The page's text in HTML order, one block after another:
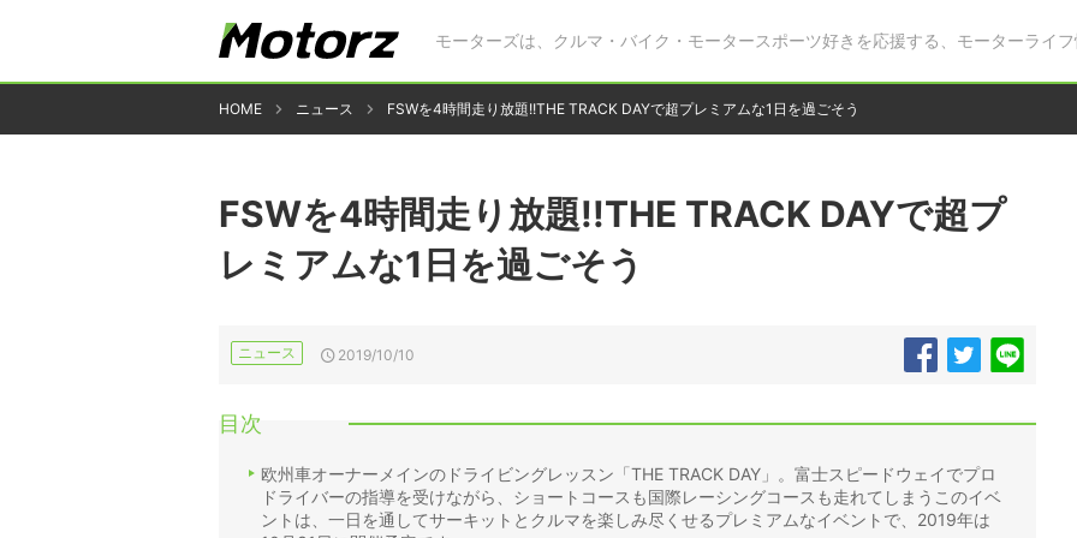
モーターズは、クルマ・バイク・モータースポーツ好きを応援する、モーターライフ
HOME ニュース FSWを4時間走り放題!!THE TRACK DAYで超プレミアムな1日を過ごそう
FSWを4時間走り放題!!THE TRACK DAYで超プ
レミアムな1日を過ごそう
ニュース 2019/10/10
目次
欧州車オーナーメインのドライビングレッスン「THE TRACK DAY」。富士スピードウェイでプロ
ドライバーの指導を受けながら、ショートコースも国際レーシングコースも走れてしまうこのイベ
ントは、一日を通してサーキットとクルマを楽しみ尽くせるプレミアムなイベントで、2019年は